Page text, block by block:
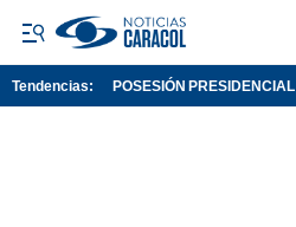
Tendencias: POSESIÓN PRESIDENCIAL